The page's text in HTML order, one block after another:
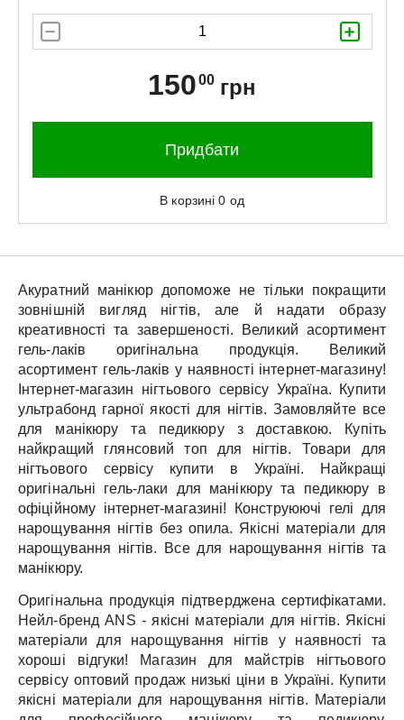
15000 грн
Придбати
В корзині0 од
Акуратний манікюр допоможе не тільки покращити
зовнішній вигляд нігтів, але й надати образу
креативності та завершеності.
Великий асортимент
гель-лаків оригінальна продукція.
Великий
асортимент гель-лаків у наявності інтернет-магазину!
Інтернет-магазин нігтьового сервісу Україна.
Купити
ультрабонд гарної якості для нігтів. Замовляйте все
для манікюру та педикюру з доставкою.
Купіть
найкращий глянсовий топ для нігтів.
Товари для
нігтьового сервісу купити в Україні.
Найкращі
оригінальні гель-лаки для манікюру та педикюру в
офіційному інтернет-магазині!
Конструюючі гелі для
нарощування нігтів без опила. Якісні матеріали для
нарощування нігтів.
Все для нарощування нігтів та
манікюру.
Оригінальна продукція підтверджена сертифікатами.
Нейл-бренд ANS - якісні матеріали для нігтів. Якісні
матеріали для нарощування нігтів у наявності та
хороші відгуки!
Магазин для майстрів нігтьового
сервісу оптовий продаж низькі ціни в Україні. Купити
якісні матеріали для нарощування нігтів. Матеріали